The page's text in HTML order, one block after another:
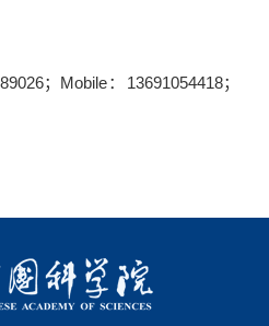
；Mobile：13691054418；